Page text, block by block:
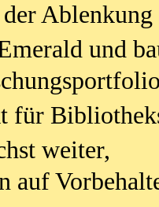
Ablenkung
und
für
weiter,
auf